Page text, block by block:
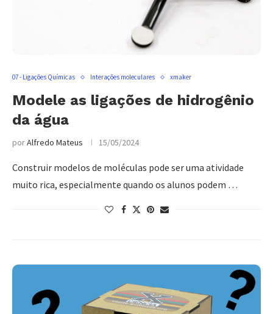
07 - Ligações Químicas Interações moleculares xmaker
Modele as ligações de hidrogênio
da água
porAlfredo Mateus 15/05/2024
Construir modelos de moléculas pode ser uma atividade
muito rica, especialmente quando os alunos podem …